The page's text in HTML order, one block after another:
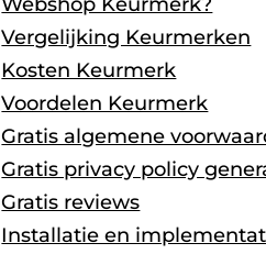
Vergelijking Keurmerken
Kosten Keurmerk
Voordelen Keurmerk
Gratis algemene
Gratis privacy policy
Gratis reviews
Installatie en